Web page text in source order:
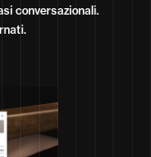
conversazionali.